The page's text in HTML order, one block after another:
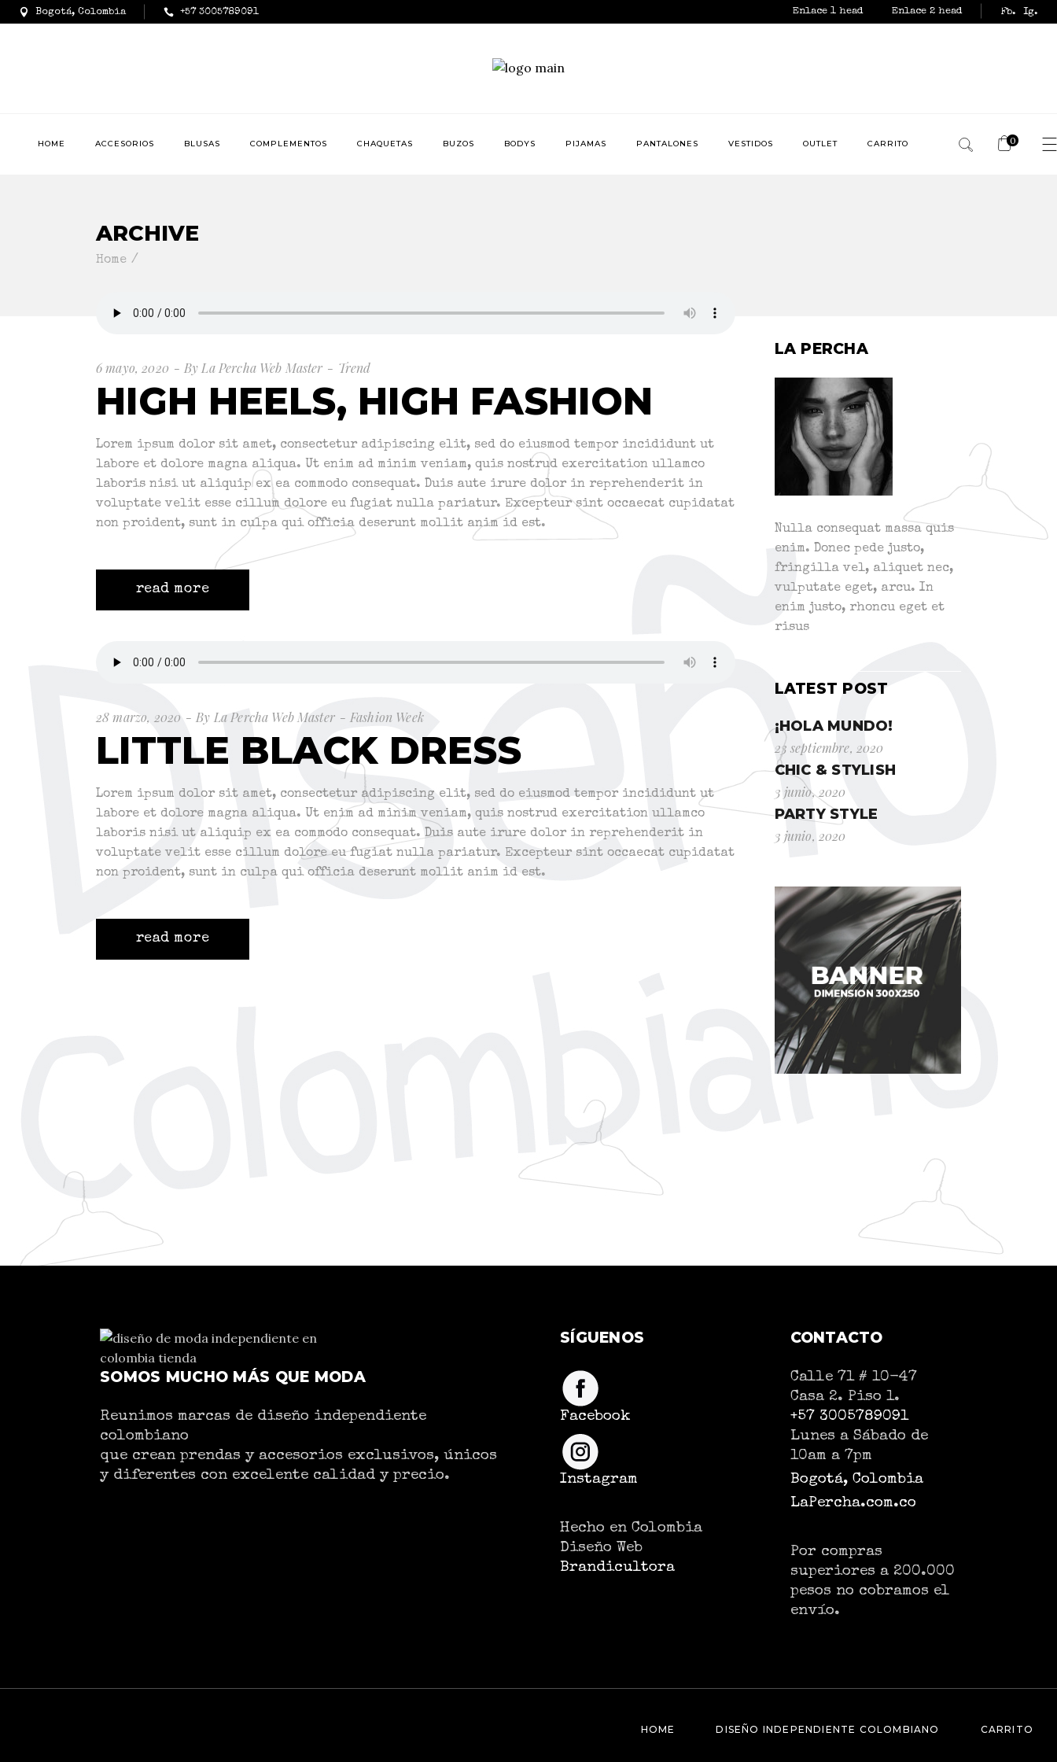
Bogotá, Colombia +57 3005789091 Enlace 1 head Enlace 2 head Fb. Ig.
HOME ACCESORIOS BLUSAS COMPLEMENTOS CHAQUETAS BUZOS BODYS PIJAMAS PANTALONES VESTIDOS OUTLET CARRITO 0
ARCHIVE
Home
6 mayo, 2020 By La Percha Web Master Trend
HIGH HEELS, HIGH FASHION
Lorem ipsum dolor sit amet, consectetur adipiscing elit, sed do eiusmod tempor incididunt ut
labore et dolore magna aliqua. Ut enim ad minim veniam, quis nostrud exercitation ullamco
laboris nisi ut aliquip ex ea commodo consequat. Duis aute irure dolor in reprehenderit in
voluptate velit esse cillum dolore eu fugiat nulla pariatur. Excepteur sint occaecat cupidatat
non proident, sunt in culpa qui officia deserunt mollit anim id est.
read more
28 marzo, 2020 By La Percha Web Master Fashion Week
LITTLE BLACK DRESS
Lorem ipsum dolor sit amet, consectetur adipiscing elit, sed do eiusmod tempor incididunt ut
labore et dolore magna aliqua. Ut enim ad minim veniam, quis nostrud exercitation ullamco
laboris nisi ut aliquip ex ea commodo consequat. Duis aute irure dolor in reprehenderit in
voluptate velit esse cillum dolore eu fugiat nulla pariatur. Excepteur sint occaecat cupidatat
non proident, sunt in culpa qui officia deserunt mollit anim id est.
read more
LA PERCHA
Nulla consequat massa quis
enim. Donec pede justo,
fringilla vel, aliquet nec,
vulputate eget, arcu. In
enim justo, rhoncu eget et
risus
LATEST POST
¡HOLA MUNDO!
23 septiembre, 2020
CHIC & STYLISH
3 junio, 2020
PARTY STYLE
3 junio, 2020
SOMOS MUCHO MÁS QUE MODA
Reunimos marcas de diseño independiente
colombiano
que crean prendas y accesorios exclusivos, únicos
y diferentes con excelente calidad y precio.
SÍGUENOS
Facebook
Instagram
Hecho en Colombia
Diseño Web
Brandicultora
CONTACTO
Calle 71 # 10-47
Casa 2. Piso 1.
+57 3005789091
Lunes a Sábado de
10am a 7pm
Bogotá, Colombia
LaPercha.com.co
Por compras
superiores a 200.000
pesos no cobramos el
envío.
HOME DISEÑO INDEPENDIENTE COLOMBIANO CARRITO